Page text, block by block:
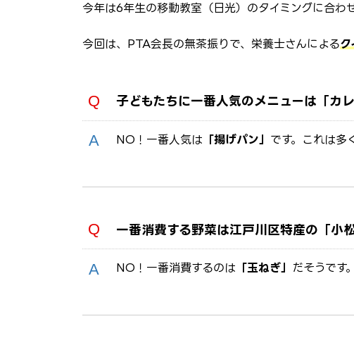
今年は6年生の移動教室（日光）のタイミングに合わ
今回は、PTA会長の無茶振りで、栄養士さんによるク
子どもたちに一番人気のメニューは「カ
NO！一番人気は 「揚げパン」 です。これは多
一番消費する野菜は江戸川区特産の「小
NO！一番消費するのは 「玉ねぎ」 だそうです。